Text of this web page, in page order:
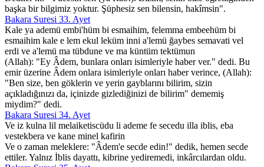
başka bir bilgimiz yoktur. Şüphesiz sen bilensin, hakîmsin".
Bakara Suresi 33. Ayet
Kale ya ademü embi'hüm bi esmaihim, felemma embeehüm bi
esmaihim kale e lem ekul leküm inni a'lemü ğaybes semavati vel
erdi ve a'lemü ma tübdune ve ma küntüm tektümun
(Allah): "Ey Âdem, bunlara onları isimleriyle haber ver." dedi. Bu
emir üzerine Âdem onlara isimleriyle onları haber verince, (Allah):
"Ben size, ben göklerin ve yerin gayblarını bilirim, sizin
açıkladığınızı da, içinizde gizlediğinizi de bilirim" dememiş
miydim?" dedi.
Bakara Suresi 34. Ayet
Ve iz kulna lil melaiketiscüdu li ademe fe secedu illa iblis, eba
vestekbera ve kane minel kafirin
Ve o zaman meleklere: "Âdem'e secde edin!" dedik, hemen secde
ettiler. Yalnız İblis dayattı, kibrine yediremedi, inkârcılardan oldu.